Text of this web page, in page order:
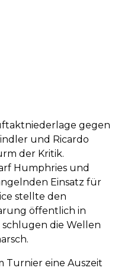
gegen
und Ricardo
der Kritik.
Humphries und
Einsatz für
stellte den
öffentlich in
schlugen die Wellen
Turnier eine Auszeit